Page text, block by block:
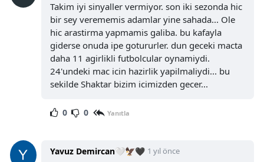
Takim iyi sinyaller vermiyor. son iki sezonda hic
bir sey verememis adamlar yine sahada... Ole
hic arastirma yapmamis galiba. bu kafayla
giderse onuda ipe gotururler. dun geceki macta
daha 11 agirlikli futbolcular oynamiydi.
24'undeki mac icin hazirlik yapilmaliydi... bu
sekilde Shaktar bizim icimizden gecer...
0 0 Yanıtla
Yavuz Demircan🤍🦅🖤 1 yıl önce